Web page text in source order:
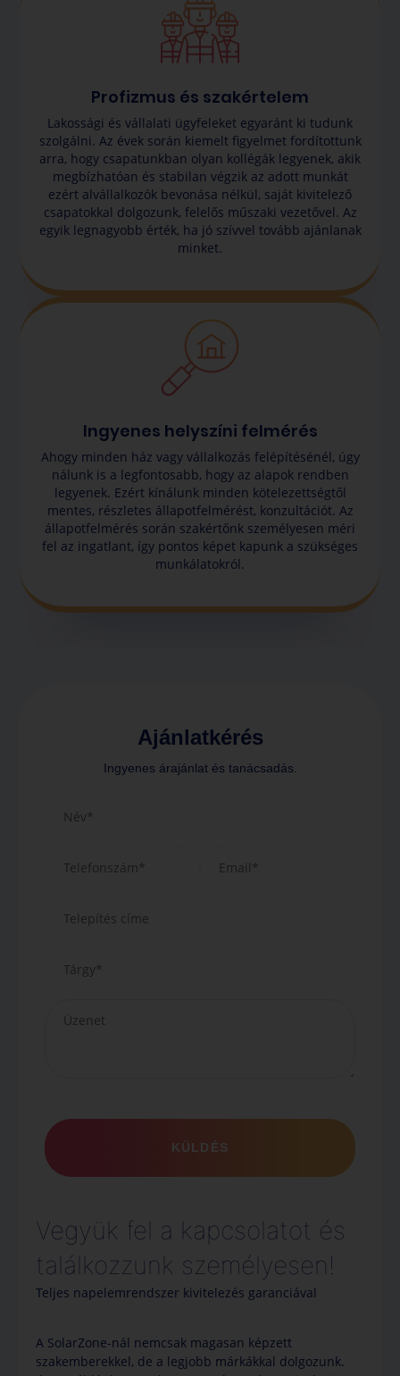
Profizmus és szakértelem
Lakossági és vállalati ügyfeleket egyaránt ki tudunk
szolgálni. Az évek során kiemelt figyelmet fordítottunk
arra, hogy csapatunkban olyan kollégák legyenek, akik
megbízhatóan és stabilan végzik az adott munkát
ezért alvállalkozók bevonása nélkül, saját kivitelező
csapatokkal dolgozunk, felelős műszaki vezetővel. Az
egyik legnagyobb érték, ha jó szívvel tovább ajánlanak
minket.
Ingyenes helyszíni felmérés
Ahogy minden ház vagy vállalkozás felépítésénél, úgy
nálunk is a legfontosabb, hogy az alapok rendben
legyenek. Ezért kínálunk minden kötelezettségtől
mentes, részletes állapotfelmérést, konzultációt. Az
állapotfelmérés során szakértőnk személyesen méri
fel az ingatlant, így pontos képet kapunk a szükséges
munkálatokról.
Vegyük fel a kapcsolatot és
találkozzunk személyesen!
Teljes napelemrendszer kivitelezés garanciával
A SolarZone-nál nemcsak magasan képzett
szakemberekkel, de a legjobb márkákkal dolgozunk.
Ajánlatkérés
Ingyenes árajánlat és tanácsadás.